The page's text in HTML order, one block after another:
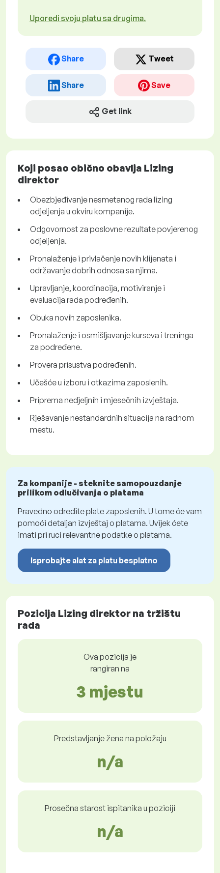
Uporedi svoju platu sa drugima.
Share Tweet
Share Save
Get link
Koji posao obično obavlja Lizing
direktor
Obezbjeđivanje nesmetanog rada lizing
odjeljenja u okviru kompanije.
Odgovornost za poslovne rezultate povjerenog
odjeljenja.
Pronalaženje i privlačenje novih klijenata i
održavanje dobrih odnosa sa njima.
Upravljanje, koordinacija, motiviranje i
evaluacija rada podređenih.
Obuka novih zaposlenika.
Pronalaženje i osmišljavanje kurseva i treninga
za podređene.
Provera prisustva podređenih.
Učešće u izboru i otkazima zaposlenih.
Priprema nedjeljnih i mjesečnih izvještaja.
Rješavanje nestandardnih situacija na radnom
mestu.
Za kompanije - steknite samopouzdanje
prilikom odlučivanja o platama
Pravedno odredite plate zaposlenih. U tome će vam
pomoći detaljan izvještaj o platama. Uvijek ćete
imati pri ruci relevantne podatke o platama.
Isprobajte alat za platu besplatno
Pozicija Lizing direktor na tržištu
rada
Ova pozicija je
rangiran na
3 mjestu
Predstavljanje žena na položaju
n/a
Prosečna starost ispitanika u poziciji
n/a